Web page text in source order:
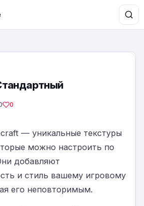
0
— уникальные текстуры
можно настроить по
добавляют
и стиль вашему игровому
его неповторимым.